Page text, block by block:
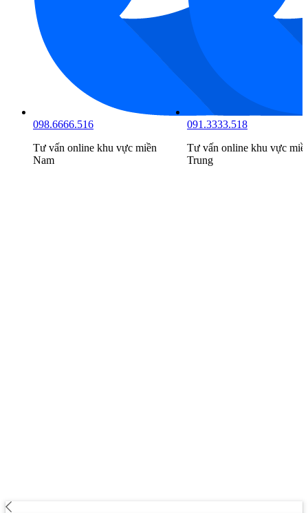
098.6666.516
Tư vấn online khu vực miền
Nam
091.3333.518
Tư vấn online khu vực
Trung